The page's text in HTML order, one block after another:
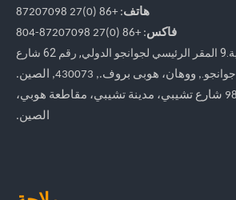
هاتف: +86 (0)27 87207098
فاكس: +86
(0)27
87207098-804
,
رقم 62 شارع
جوانجو., ووهان، هوبى بروف., 430073, الصين.
إضافة المصنع: رقم 988 شارع تشيبي، مدينة تشيبي، مقاطعة هوبي،
الصين.